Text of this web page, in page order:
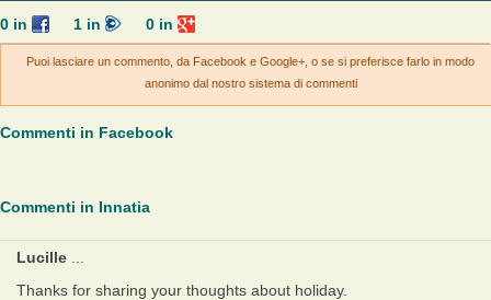
0in 1in 0 in
Puoi lasciare un commento, da Facebook e Google+, o se si preferisce farlo in modo
anonimo dal nostro sistema di commenti
Commenti in Facebook
Commenti in Innatia
Lucille
Thanks for sharing your thoughts about holiday.